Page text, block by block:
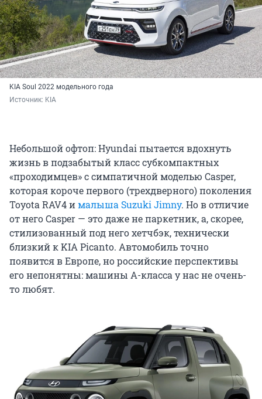
KIA Soul 2022 модельного года
Источник: KIA
Небольшой офтоп: Hyundai пытается вдохнуть
жизнь в подзабытый класс субкомпактных
«проходимцев» с симпатичной моделью Casper,
которая короче первого (трехдверного) поколения
Toyota RAV4 ималыша Suzuki Jimny. Но в отличие
от него Casper — это даже не паркетник, а, скорее,
стилизованный под него хетчбэк, технически
близкий к KIA Picanto. Автомобиль точно
появится в Европе, но российские перспективы
его непонятны: машины А-класса у нас не очень-
то любят.